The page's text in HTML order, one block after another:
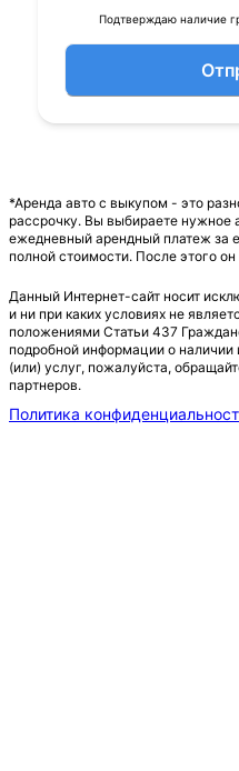
Подтверждаю наличие
*Аренда авто с выкупом - это
рассрочку. Вы выбираете нужное
ежедневный арендный платеж за
полной стоимости. После этого
Данный Интернет-сайт носит
и ни при каких условиях не
положениями Статьи 437
подробной информации о наличии
(или) услуг, пожалуйста,
партнеров.
Политика